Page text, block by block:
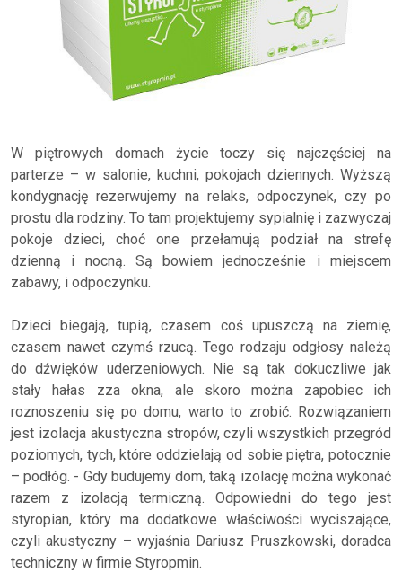
W piętrowych domach życie toczy się najczęściej na
parterze – w salonie, kuchni, pokojach dziennych. Wyższą
kondygnację rezerwujemy na relaks, odpoczynek, czy po
prostu dla rodziny. To tam projektujemy sypialnię i zazwyczaj
pokoje dzieci, choć one przełamują podział na strefę
dzienną i nocną. Są bowiem jednocześnie i miejscem
zabawy, i odpoczynku.
Dzieci biegają, tupią, czasem coś upuszczą na ziemię,
czasem nawet czymś rzucą. Tego rodzaju odgłosy należą
do dźwięków uderzeniowych. Nie są tak dokuczliwe jak
stały hałas zza okna, ale skoro można zapobiec ich
roznoszeniu się po domu, warto to zrobić. Rozwiązaniem
jest izolacja akustyczna stropów, czyli wszystkich przegród
poziomych, tych, które oddzielają od sobie piętra, potocznie
– podłóg. - Gdy budujemy dom, taką izolację można wykonać
razem z izolacją termiczną. Odpowiedni do tego jest
styropian, który ma dodatkowe właściwości wyciszające,
czyli akustyczny – wyjaśnia Dariusz Pruszkowski, doradca
techniczny w firmie Styropmin.